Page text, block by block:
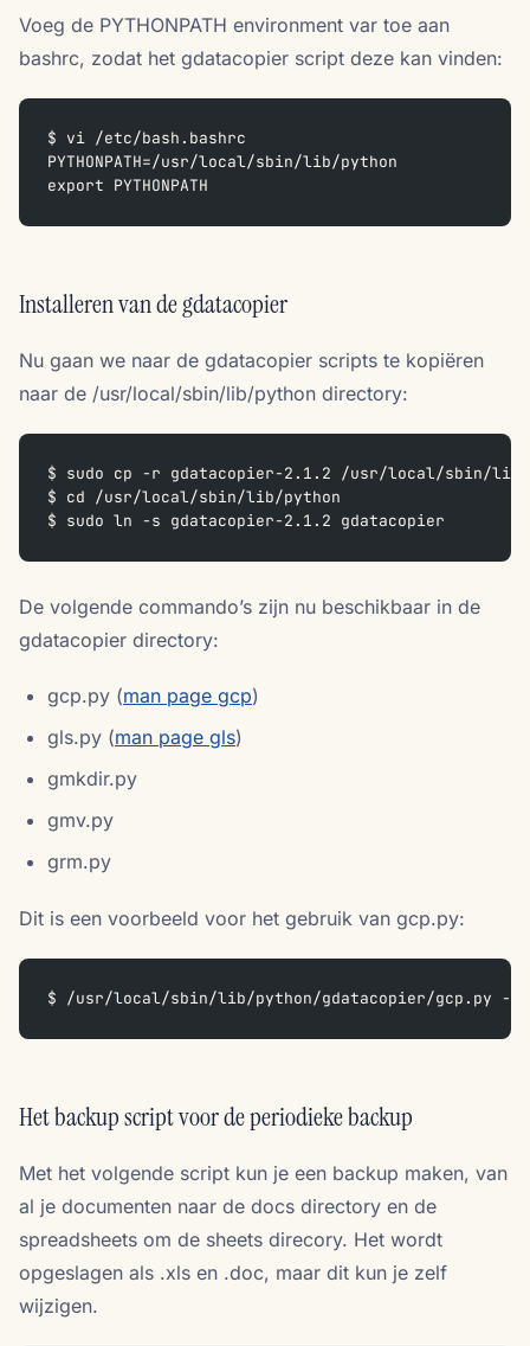
Voeg de PYTHONPATH environment var toe aan
bashrc, zodat het gdatacopier script deze kan vinden:
$ vi /etc/bash.bashrc
PYTHONPATH=/usr/local/sbin/lib/python
export PYTHONPATH
Installeren van de gdatacopier
Nu gaan we naar de gdatacopier scripts te kopiëren
naar de /usr/local/sbin/lib/python directory:
$ sudo cp -r gdatacopier-2.1.2 /usr/local/sbin/lib/
$ cd /usr/local/sbin/lib/python
$ sudo ln -s gdatacopier-2.1.2 gdatacopier
De volgende commando’s zijn nu beschikbaar in de
gdatacopier directory:
gcp.py (man page gcp)
gls.py (man page gls)
gmkdir.py
gmv.py
grm.py
Dit is een voorbeeld voor het gebruik van gcp.py:
$ /usr/local/sbin/lib/python/gdatacopier/gcp.py -p
Het backup script voor de periodieke backup
Met het volgende script kun je een backup maken, van
al je documenten naar de docs directory en de
spreadsheets om de sheets direcory. Het wordt
opgeslagen als .xls en .doc, maar dit kun je zelf
wijzigen.